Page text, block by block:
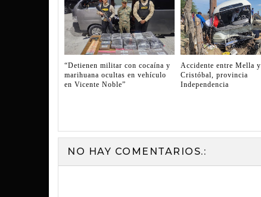
“Detienen militar con cocaína y
marihuana ocultas en vehículo
en Vicente Noble”
Accidente entre Mella y
Cristóbal, provincia
Independencia
NO HAY COMENTARIOS.: